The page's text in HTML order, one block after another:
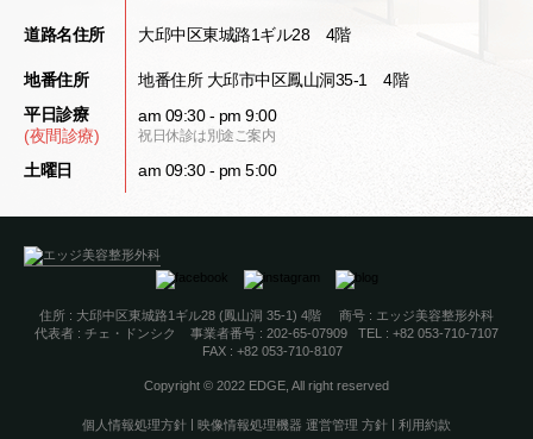
道路名住所 大邱中区東城路1ギル28 4階
地番住所
地番住所 大邱市中区鳳山洞35-1 4階
平日診療
(夜間診療)
am 09:30 - pm 9:00
祝日休診は別途ご案内
土曜日 am 09:30 - pm 5:00
住所 : 大邱中区東城路1ギル28 (鳳山洞 35-1) 4階 商号 : エッジ美容整形外科
代表者 : チェ・ドンシクㅤ ㅤ 事業者番号 : 202-65-07909ㅤ TEL : +82 053-710-7107
ㅤ FAX : +82 053-710-8107
Copyright © 2022 EDGE, All right reserved
個人情報処理方針 映像情報処理機器 運営管理 方針 利用約款